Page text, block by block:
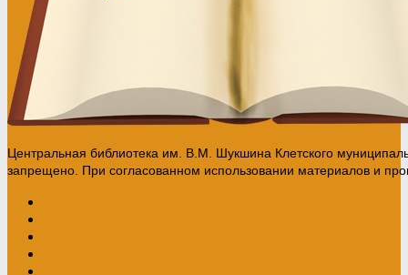
Центральная библиотека им. В.М. Шукшина Клетского
запрещено. При согласованном использовании материалов и